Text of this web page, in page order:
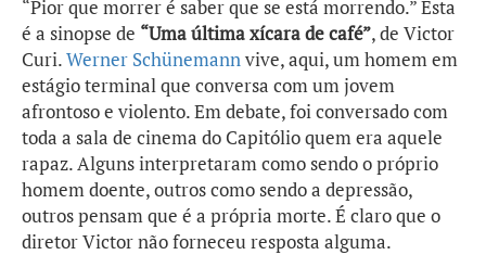
“Pior que morrer é saber que se está morrendo.” Esta
é a sinopse de “Uma última xícara de café”, de Victor
Curi.Werner Schünemannvive, aqui, um homem em
estágio terminal que conversa com um jovem
afrontoso e violento. Em debate, foi conversado com
toda a sala de cinema do Capitólio quem era aquele
rapaz. Alguns interpretaram como sendo o próprio
homem doente, outros como sendo a depressão,
outros pensam que é a própria morte. É claro que o
diretor Victor não forneceu resposta alguma.